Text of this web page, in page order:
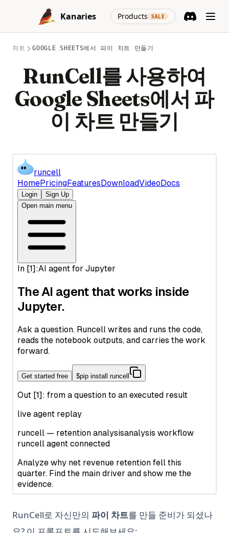
Skip to content
Kanaries
Products SALE
(opens in a
Power BI 대안 중 상위 7개: 데이터 분석 및 시각화 도구
무작위 안정 확산 프롬프트 생성기
아무런 노력 없이 PySpark에서 Null 값을 삭제하는 방법
자동 데이터 분석을 위한 상위 10개 Python 라이브러리
초보자를 위한 Python 데이터 분석 프로젝트: 종합 가이드
풀어보기: 알아둘 필요가 있는 파이썬 데이터 시각화 라이브러리
팬더, 파이스파크, R & PygWalker에서 CSV 파일을 데이터프레
임으로 마스터하세요.
레드래시 대안: 포괄적인 리뷰
Segment Anything: AI 모델이 이미지 분할을 변경합니다
시센스 대 태블로: 머신러닝 기반 데이터 비교
데이터를 빠르게 시각화하는 최고의 방법: 스노우플레이크 시각
Supabase Edge Runtime: 서버리스 함수 개발의 간소화
Tableau에서 원형 차트를 더 크게 만드는 방법
2023년을 위한 최고의 대시보드 소프트웨어: 비즈니스를 모니터
링하는 최고의 도구
다음과 같습니다.
Apache Spark 데이터 시각화의 궁극적인 가이드
윈도우 코파일럿: 첫 번째 봐
Grok Xai
best-llm-for-coding
codex-vs-claude-code-skills
차트 GOOGLE SHEETS에서 파이 차트 만들기
RunCell를 사용하여
Google Sheets에서 파
이 차트 만들기
RunCell로 자신만의 파이 차트를 만들 준비가 되셨나